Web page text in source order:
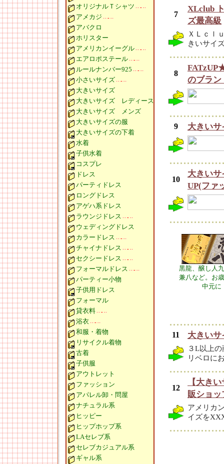
オリジナルＴシャツ
アメカジ
アバクロ
ホリスター
アメリカンイーグル
エアロポステール
ルールナンバー925
小さいサイズ
大きいサイズ
大きいサイズ レディース
大きいサイズ メンズ
大きいサイズの服
大きいサイズの下着
水着
子供水着
コスプレ
ドレス
パーティドレス
ロングドレス
アゲハ系ドレス
ラウンジドレス
ウェディングドレス
カラードレス
チャイナドレス
セクシードレス
フォーマルドレス
パーティー小物
子供用ドレス
フォーマル
貸衣料
浴衣
和服・着物
リサイクル着物
古着
子供服
アウトレット
ファッション
アパレル卸・問屋
ナチュラル系
ヒッピー
ヒップホップ系
LAセレブ系
セレブカジュアル系
ギャル系
7
XLclub
ズ最高級
ＸＬｃｌ
きいサイ
8
のブラン
9 大きい
10
大きいサ
UP(ファ
黒龍、醸し人
兼八など。お
中元に
11 大きい
３L以上
リベロに
12
【大き
販ショッ
アメリカ
イズを